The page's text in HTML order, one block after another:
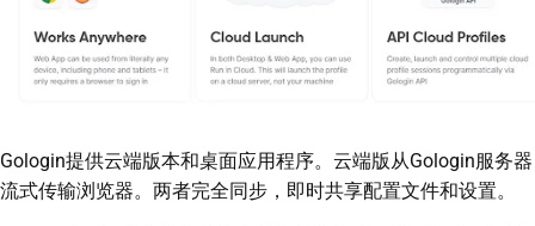
Gologin提供云端版本和桌面应用程序。云端版从Gologin服务器
流式传输浏览器。两者完全同步，即时共享配置文件和设置。